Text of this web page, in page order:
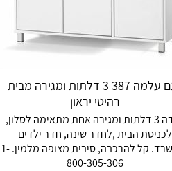
דגם עלמה 387 3 דלתות ומגירה מבית
רהיטי יראון
שידה 3 דלתות ומגירה אחת מתאימה לסלון,
לכניסת הבית ,לחדר שינה, חדר ילדים
ולמשרד. קל להרכבה, סיבית מצופה מלמין. 1-
800-305-306